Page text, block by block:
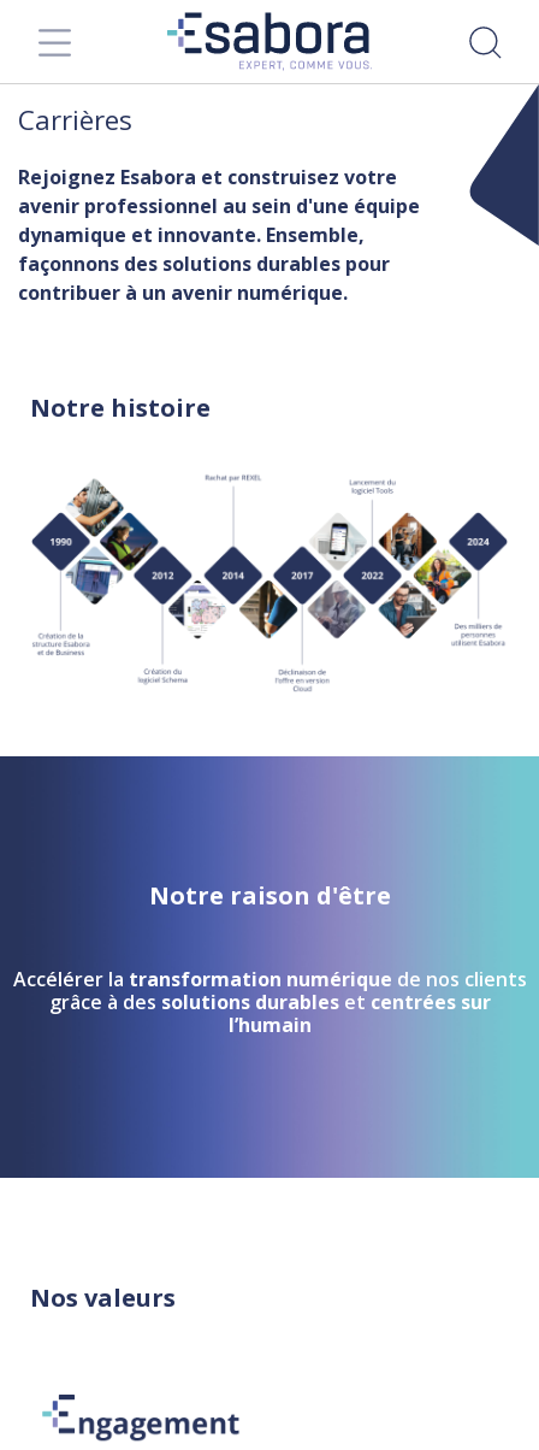
Carrières
Rejoignez Esabora et construisez votre
avenir professionnel au sein d'une équipe
dynamique et innovante. Ensemble,
façonnons des solutions durables pour
contribuer à un avenir numérique.
Notre histoire
Notre raison d'être
Accélérer la transformation numérique de nos clients
grâce à des solutions durableset centrées sur
l’humain
Nos valeurs